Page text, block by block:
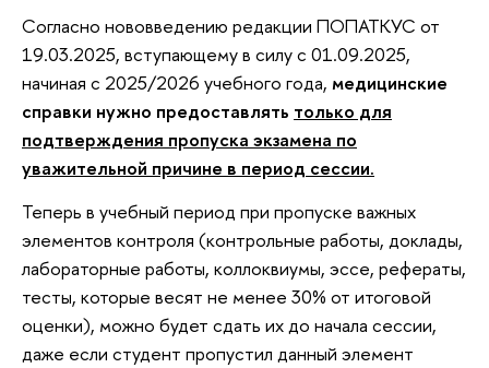
Согласно нововведению редакции ПОПАТКУС от
19.03.2025, вступающему в силу с 01.09.2025,
начиная с 2025/2026 учебного года, медицинские
справки нужно предоставлять только для
подтверждения пропуска экзамена по
уважительной причине в период сессии.
Теперь в учебный период при пропуске важных
элементов контроля (контрольные работы, доклады,
лабораторные работы, коллоквиумы, эссе, рефераты,
тесты, которые весят не менее 30% от итоговой
оценки), можно будет сдать их до начала сессии,
даже если студент пропустил данный элемент